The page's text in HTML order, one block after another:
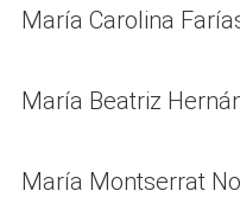
María Carolina
María Beatriz
María Montserrat